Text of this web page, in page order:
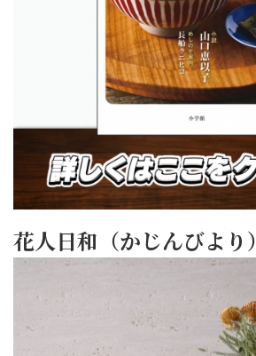
花人日和（かじんびより）